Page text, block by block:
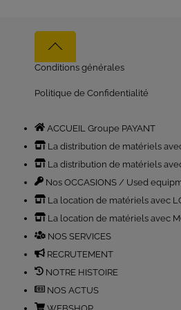
Back
to
Conditions générales
Politique de Confidentialité
ACCUEIL Groupe PAYANT
La distribution de matériels
La distribution de matériels
Nos OCCASIONS / Used
La location de matériels avec
La location de matériels avec
NOS SERVICES
RECRUTEMENT
NOTRE HISTOIRE
NOS ACTUS